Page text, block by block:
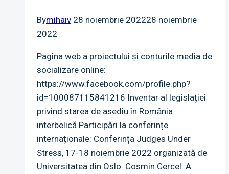
Bymihaiv 28 noiembrie 202228 noiembrie
2022
Pagina web a proiectului și conturile media de
socializare online:
https://www.facebook.com/profile.php?
id=100087115841216 Inventar al legislației
privind starea de asediu în Romȃnia
interbelică Participări la conferințe
internaționale: Conferința Judges Under
Stress, 17-18 noiembrie 2022 organizată de
Universitatea din Oslo. Cosmin Cercel: A